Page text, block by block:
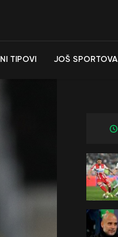
TIPOVI JOŠ SPORTOVA